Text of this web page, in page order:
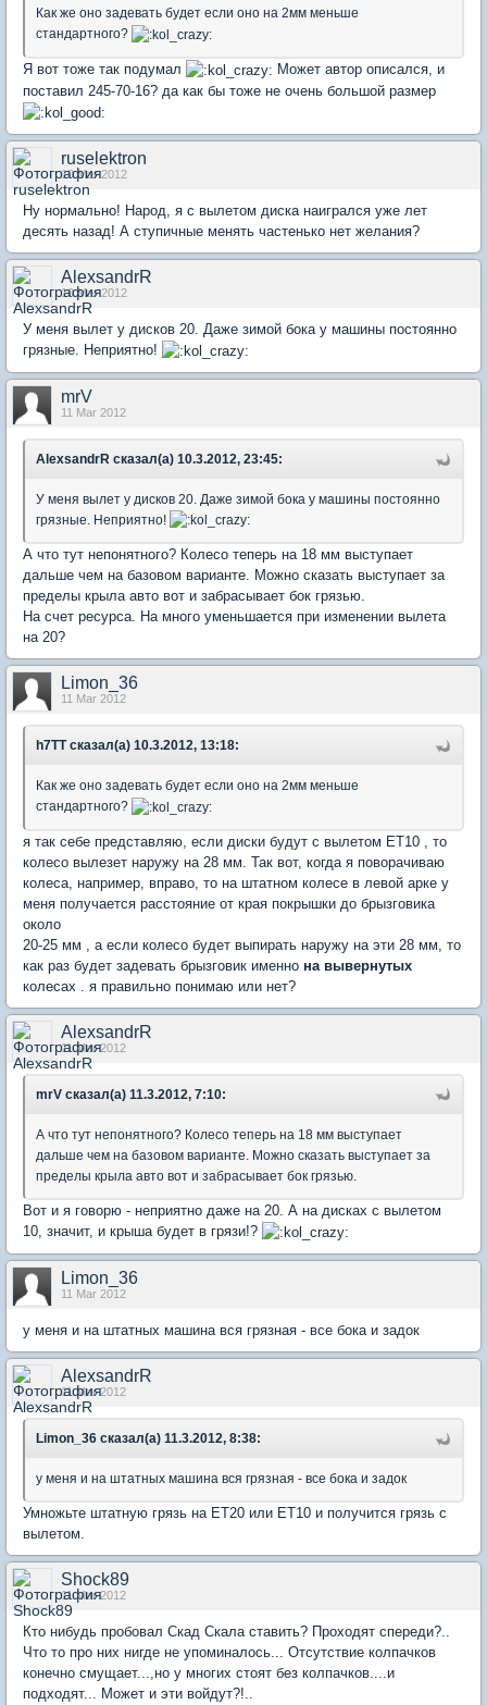
Как же оно задевать будет если оно на 2мм меньше
стандартного?
Я вот тоже так подумал
Может автор описался, и
поставил 245-70-16? да как бы тоже не очень большой размер
ruselektron
10 Mar 2012
Ну нормально! Народ, я с вылетом диска наигрался уже лет
десять назад! А ступичные менять частенько нет желания?
AlexsandrR
10 Mar 2012
У меня вылет у дисков 20. Даже зимой бока у машины постоянно
грязные. Неприятно!
mrV
11 Mar 2012
AlexsandrR сказал(а) 10.3.2012, 23:45:
У меня вылет у дисков 20. Даже зимой бока у машины постоянно
грязные. Неприятно!
А что тут непонятного? Колесо теперь на 18 мм выступает
дальше чем на базовом варианте. Можно сказать выступает за
пределы крыла авто вот и забрасывает бок грязью.
На счет ресурса. На много уменьшается при изменении вылета
на 20?
Limon_36
11 Mar 2012
h7TT сказал(а) 10.3.2012, 13:18:
Как же оно задевать будет если оно на 2мм меньше
стандартного?
я так себе представляю, если диски будут с вылетом ЕТ10 , то
колесо вылезет наружу на 28 мм. Так вот, когда я поворачиваю
колеса, например, вправо, то на штатном колесе в левой арке у
меня получается расстояние от края покрышки до брызговика
около
20-25 мм , а если колесо будет выпирать наружу на эти 28 мм, то
как раз будет задевать брызговик именно на вывернутых
колесах . я правильно понимаю или нет?
AlexsandrR
11 Mar 2012
mrV сказал(а) 11.3.2012, 7:10:
А что тут непонятного? Колесо теперь на 18 мм выступает
дальше чем на базовом варианте. Можно сказать выступает за
пределы крыла авто вот и забрасывает бок грязью.
Вот и я говорю - неприятно даже на 20. А на дисках с вылетом
10, значит, и крыша будет в грязи!?
Limon_36
11 Mar 2012
у меня и на штатных машина вся грязная - все бока и задок
AlexsandrR
11 Mar 2012
Limon_36 сказал(а) 11.3.2012, 8:38:
у меня и на штатных машина вся грязная - все бока и задок
Умножьте штатную грязь на ЕТ20 или ЕТ10 и получится грязь с
вылетом.
Shock89
11 Mar 2012
Кто нибудь пробовал Скад Скала ставить? Проходят спереди?..
Что то про них нигде не упоминалось... Отсутствие колпачков
конечно смущает...,но у многих стоят без колпачков....и
подходят... Может и эти войдут?!..